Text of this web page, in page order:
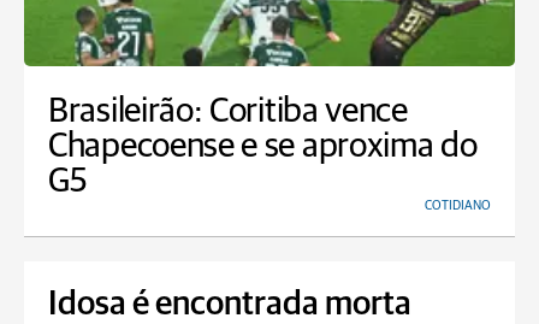
Brasileirão: Coritiba vence
Chapecoense e se aproxima do
G5
COTIDIANO
Idosa é encontrada morta